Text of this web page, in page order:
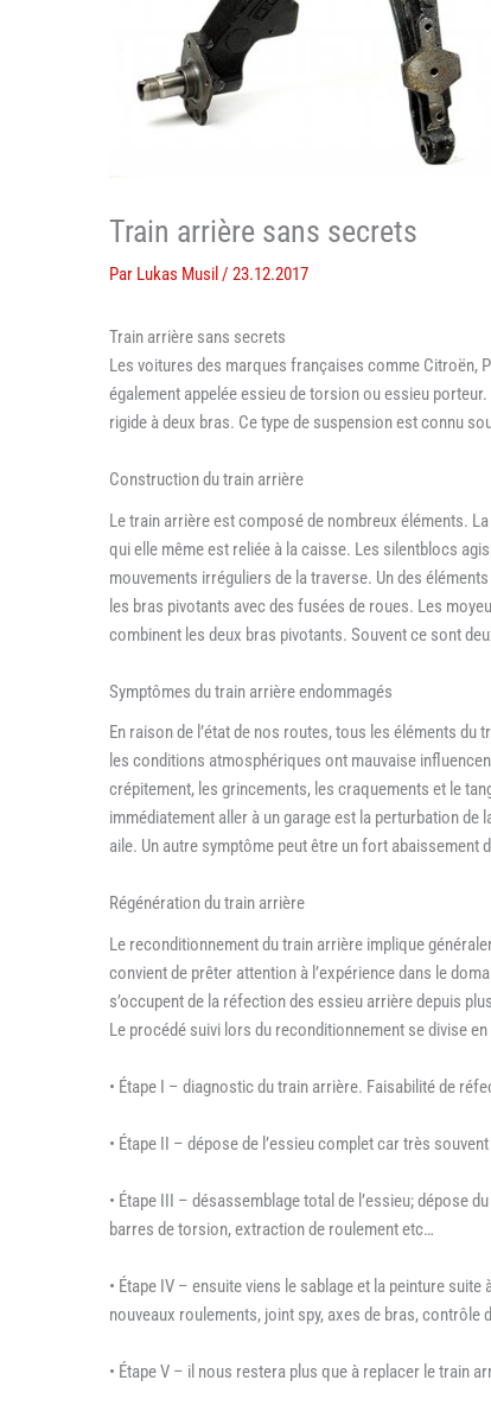
Train arrière sans secrets
Par Lukas Musil / 23.12.2017
Train arrière sans secrets
Les voitures des marques françaises comme Citroën,
également appelée essieu de torsion ou essieu
rigide à deux bras. Ce type de suspension est connu
Construction du train arrière
Le train arrière est composé de nombreux éléments.
qui elle même est reliée à la caisse. Les silentblocs
mouvements irréguliers de la traverse. Un des
les bras pivotants avec des fusées de roues. Les
combinent les deux bras pivotants. Souvent ce sont
Symptômes du train arrière endommagés
En raison de l’état de nos routes, tous les éléments
les conditions atmosphériques ont mauvaise
crépitement, les grincements, les craquements et le
immédiatement aller à un garage est la perturbation de
aile. Un autre symptôme peut être un fort
Régénération du train arrière
Le reconditionnement du train arrière implique
convient de prêter attention à l’expérience dans le
s’occupent de la réfection des essieu arrière depuis
Le procédé suivi lors du reconditionnement se divise
• Étape I – diagnostic du train arrière. Faisabilité de
• Étape II – dépose de l’essieu complet car très
• Étape III – désassemblage total de l’essieu; dépose
barres de torsion, extraction de roulement etc…
• Étape IV – ensuite viens le sablage et la peinture
nouveaux roulements, joint spy, axes de bras, contrôle
• Étape V – il nous restera plus que à replacer le train